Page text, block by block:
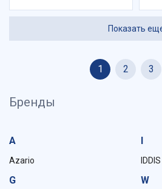
Показать
1 2 3
Бренды
A
Azario
G
I
IDDIS
W